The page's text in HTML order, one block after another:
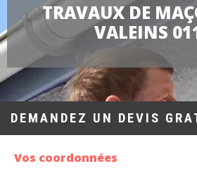
TRAVAUX DE
VALEINS
DEMANDEZ UN DEVIS
Vos coordonnées